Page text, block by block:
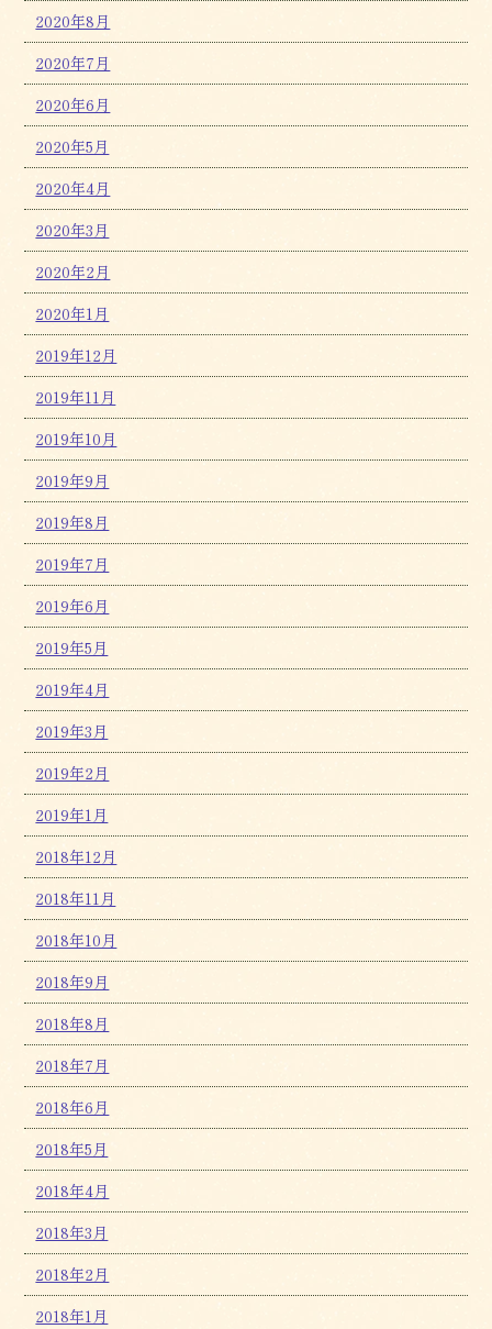
2020年8月
2020年7月
2020年6月
2020年5月
2020年4月
2020年3月
2020年2月
2020年1月
2019年12月
2019年11月
2019年10月
2019年9月
2019年8月
2019年7月
2019年6月
2019年5月
2019年4月
2019年3月
2019年2月
2019年1月
2018年12月
2018年11月
2018年10月
2018年9月
2018年8月
2018年7月
2018年6月
2018年5月
2018年4月
2018年3月
2018年2月
2018年1月